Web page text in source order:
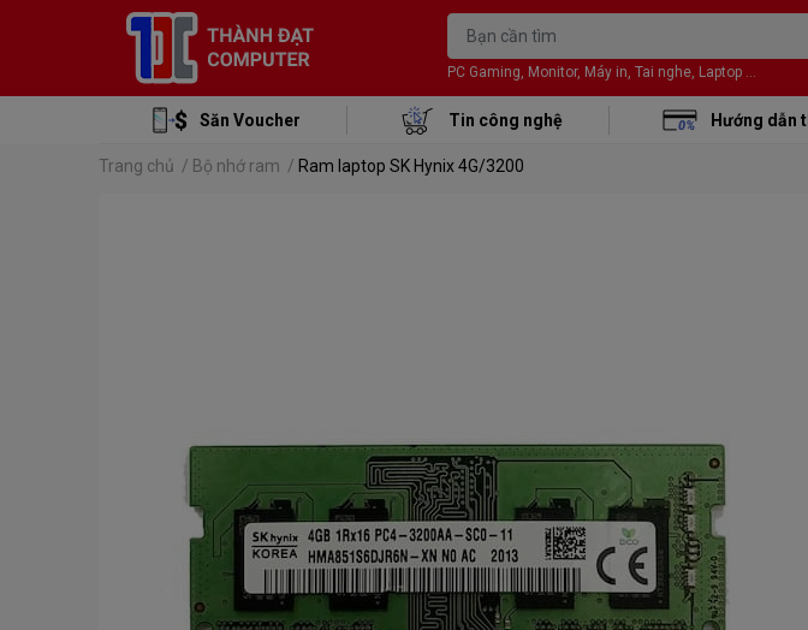
PC Gaming, Monitor, Máy in, Tai nghe, Laptop ...
Săn Voucher Tin công nghệ Hướng dẫn
Trang chủ / Bộ nhớ ram / Ram laptop SK Hynix 4G/3200